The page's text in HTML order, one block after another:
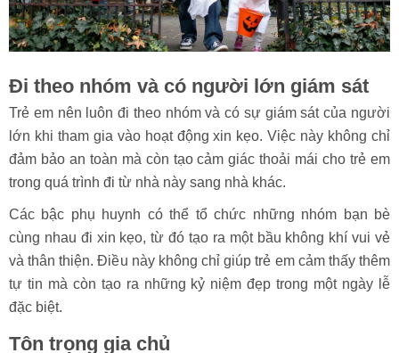
Đi theo nhóm và có người lớn giám sát
Trẻ em nên luôn đi theo nhóm và có sự giám sát của người
lớn khi tham gia vào hoạt động xin kẹo. Việc này không chỉ
đảm bảo an toàn mà còn tạo cảm giác thoải mái cho trẻ em
trong quá trình đi từ nhà này sang nhà khác.
Các bậc phụ huynh có thể tổ chức những nhóm bạn bè
cùng nhau đi xin kẹo, từ đó tạo ra một bầu không khí vui vẻ
và thân thiện. Điều này không chỉ giúp trẻ em cảm thấy thêm
tự tin mà còn tạo ra những kỷ niệm đẹp trong một ngày lễ
đặc biệt.
Tôn trọng gia chủ